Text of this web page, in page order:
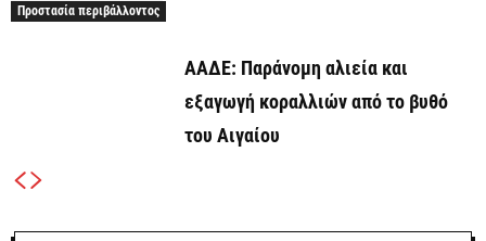
Προστασία περιβάλλοντος
ΑΑΔΕ: Παράνομη αλιεία και
εξαγωγή κοραλλιών από το βυθό
του Αιγαίου